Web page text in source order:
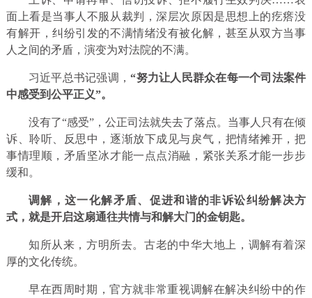
面上看是当事人不服从裁判，深层次原因是思想上的疙瘩没
有解开，纠纷引发的不满情绪没有被化解，甚至从双方当事
人之间的矛盾，演变为对法院的不满。
习近平总书记强调，“努力让人民群众在每一个司法案件
中感受到公平正义”。
没有了“感受”，公正司法就失去了落点。当事人只有在倾
诉、聆听、反思中，逐渐放下成见与戾气，把情绪摊开，把
事情理顺，矛盾坚冰才能一点点消融，紧张关系才能一步步
缓和。
调解，这一化解矛盾、促进和谐的非诉讼纠纷解决方
式，就是开启这扇通往共情与和解大门的金钥匙。
知所从来，方明所去。古老的中华大地上，调解有着深
厚的文化传统。
早在西周时期，官方就非常重视调解在解决纠纷中的作